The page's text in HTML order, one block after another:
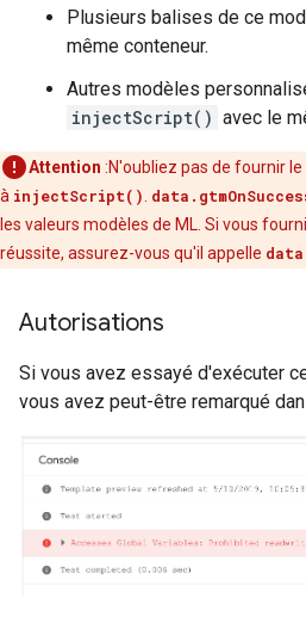
Plusieurs balises de ce
même conteneur.
Autres modèles
injectScript() avec le
Attention :N'oubliez pas de fournir le
à injectScript()
les valeurs modèles de ML. Si vous
réussite, assurez-vous qu'il appelle
Autorisations
Si vous avez essayé d'exécuter
vous avez peut-être remarqué